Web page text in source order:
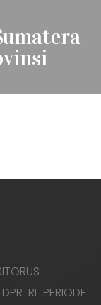
RI PERIODE